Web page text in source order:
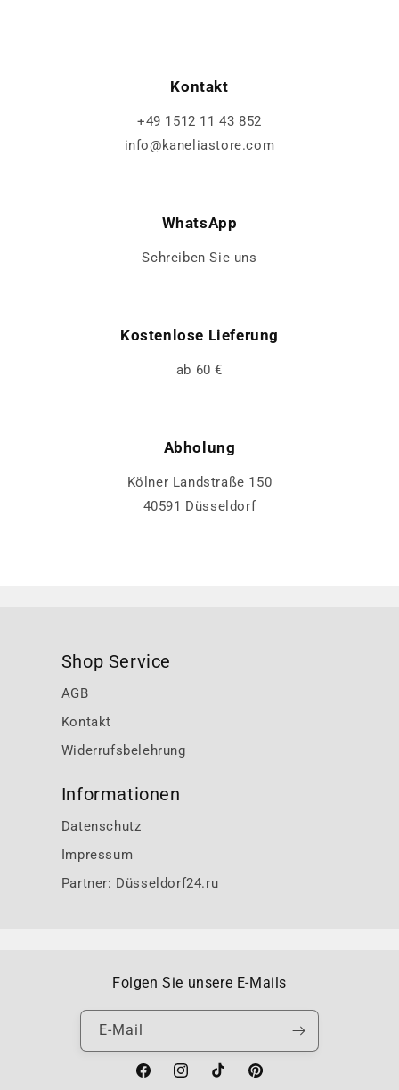
Kontakt
+49 1512 11 43 852
info@kaneliastore.com
WhatsApp
Schreiben Sie uns
Kostenlose Lieferung
ab 60 €
Abholung
Kölner Landstraße 150
40591 Düsseldorf
Shop Service
AGB
Kontakt
Widerrufsbelehrung
Informationen
Datenschutz
Impressum
Partner: Düsseldorf24.ru
Folgen Sie unsere E-Mails
E-Mail
FacebookInstagramTikTok Pinterest